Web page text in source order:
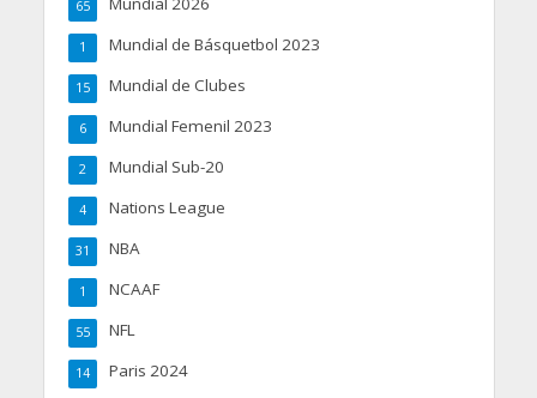
65
Mundial de Básquetbol 2023
1
Mundial de Clubes
15
Mundial Femenil 2023
6
Mundial Sub-20
2
Nations League
4
NBA
31
NCAAF
1
NFL
55
Paris 2024
14